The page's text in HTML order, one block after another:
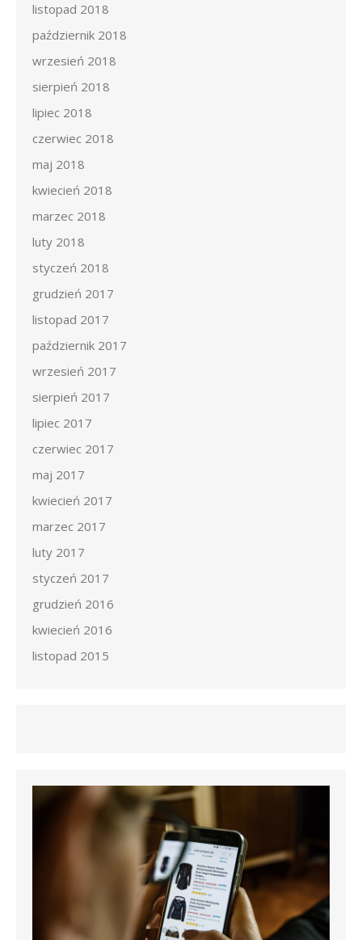
listopad 2018
październik 2018
wrzesień 2018
sierpień 2018
lipiec 2018
czerwiec 2018
maj 2018
kwiecień 2018
marzec 2018
luty 2018
styczeń 2018
grudzień 2017
listopad 2017
październik 2017
wrzesień 2017
sierpień 2017
lipiec 2017
czerwiec 2017
maj 2017
kwiecień 2017
marzec 2017
luty 2017
styczeń 2017
grudzień 2016
kwiecień 2016
listopad 2015